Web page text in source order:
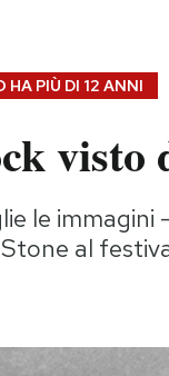
HA PIÙ DI 12 ANNI
visto
le
al